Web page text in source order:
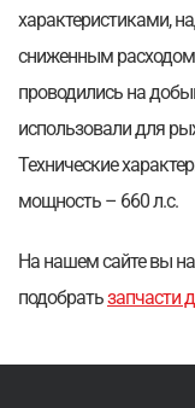
характеристиками,
сниженным расходом
проводились на
использовали для
Технические
мощность – 660 л.с.
На нашем сайте вы
подобратьзапчасти